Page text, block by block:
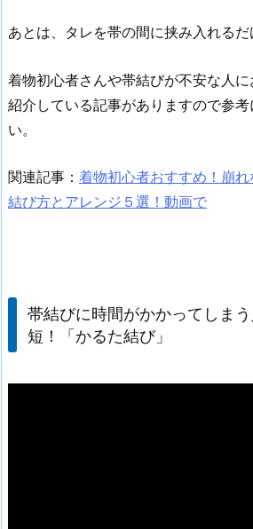
あとは、タレを帯の間に挟み入れるだ
着物初心者さんや帯結びが不安な人
紹介している記事がありますので参
い。
関連記事： 着物初心者おすすめ！崩
結び方とアレンジ５選！動画で
帯結びに時間がかかってしま
短！「かるた結び」